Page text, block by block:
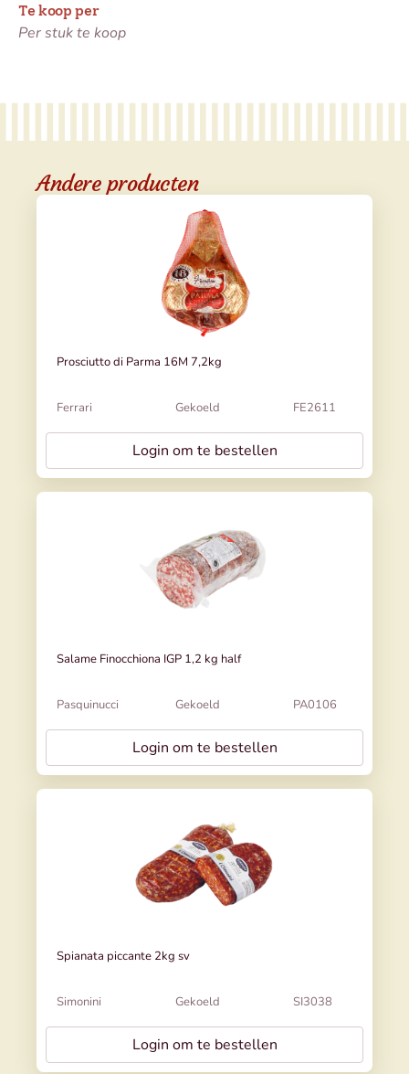
Te koop per
Per stuk te koop
Andere producten
Prosciutto di Parma 16M 7,2kg
Ferrari Gekoeld FE2611
Login om te bestellen
Salame Finocchiona IGP 1,2 kg half
Pasquinucci Gekoeld PA0106
Login om te bestellen
Spianata piccante 2kg sv
Simonini Gekoeld SI3038
Login om te bestellen